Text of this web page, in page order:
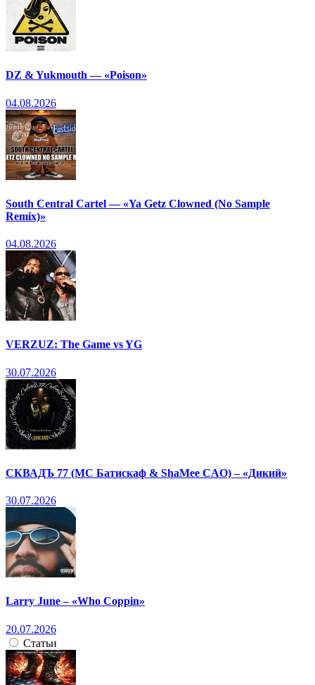
DZ & Yukmouth — «Poison»
04.08.2026
South Central Cartel — «Ya Getz Clowned (No Sample
Remix)»
04.08.2026
VERZUZ: The Game vs YG
30.07.2026
СКВАДЪ 77 (МС Батискаф & ShaMee CAO) – «Дикий»
30.07.2026
Larry June – «Who Coppin»
20.07.2026
Статьи